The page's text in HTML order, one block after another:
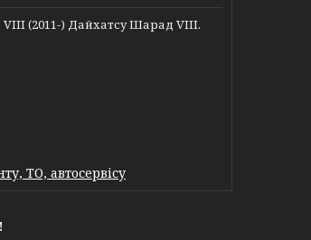
(2011-) Дайхатсу Шарад VIII.
ТО, автосервісу